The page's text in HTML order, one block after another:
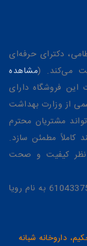
دکترای حرفه‌ای
مشاهده
فروشگاه دارای
از وزارت بهداشت
مشتریان محترم
کاملاً مطمئن سازد.
نظر کیفیت و صحت
شماره کارت جهت خرید محصولات : 6104337531945416 به نام رویا
داروخانه شبانه